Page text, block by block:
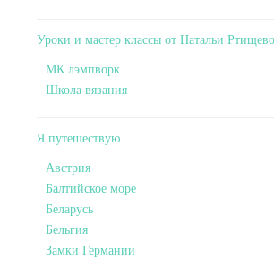
Уроки и мастер классы от Натальи
МК лэмпворк
Школа вязания
Я путешествую
Австрия
Балтийское море
Беларусь
Бельгия
Замки Германии